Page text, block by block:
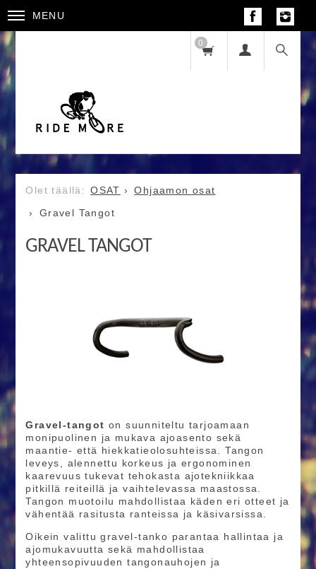
MENU
0
OSAT
Ohjaamon osat
Gravel Tangot
GRAVEL TANGOT
Gravel-tangot on suunniteltu tarjoamaan
monipuolinen ja mukava ajoasento sekä
maantie- että hiekkatieolosuhteissa. Tangon
leveys, alennettu korkeus ja ergonominen
kaarevuus tukevat tehokasta ajotekniikkaa
pitkillä reiteillä ja vaihtelevassa maastossa.
Tangon muotoilu mahdollistaa käden eri otteet ja
vähentää rasitusta ranteissa ja käsivarsissa.
Oikein valittu gravel-tanko parantaa hallintaa ja
ajomukavuutta sekä mahdollistaa
yhteensopivuuden tangonauhojen ja